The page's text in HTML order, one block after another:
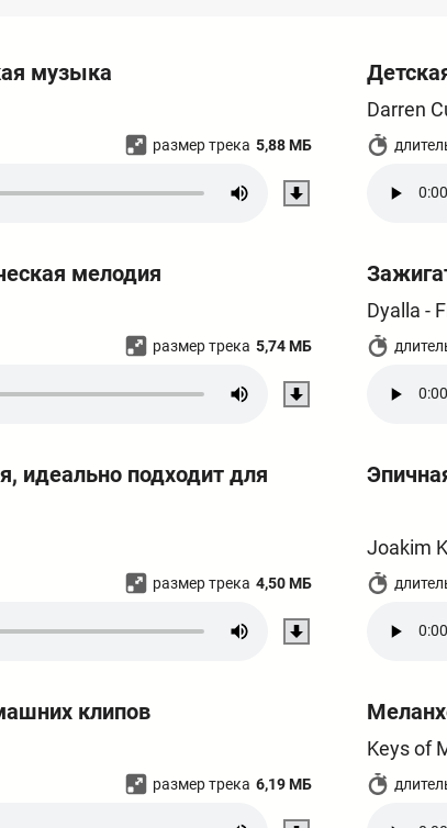
музыка
размер трека 5,88 МБ
Darren
мелодия
размер трека 5,74 МБ
Dyalla -
идеально подходит для
размер трека 4,50 МБ
Joakim
клипов
размер трека 6,19 МБ
Keys of